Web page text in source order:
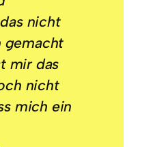
nicht
gemacht
mir das
nicht
mich ein